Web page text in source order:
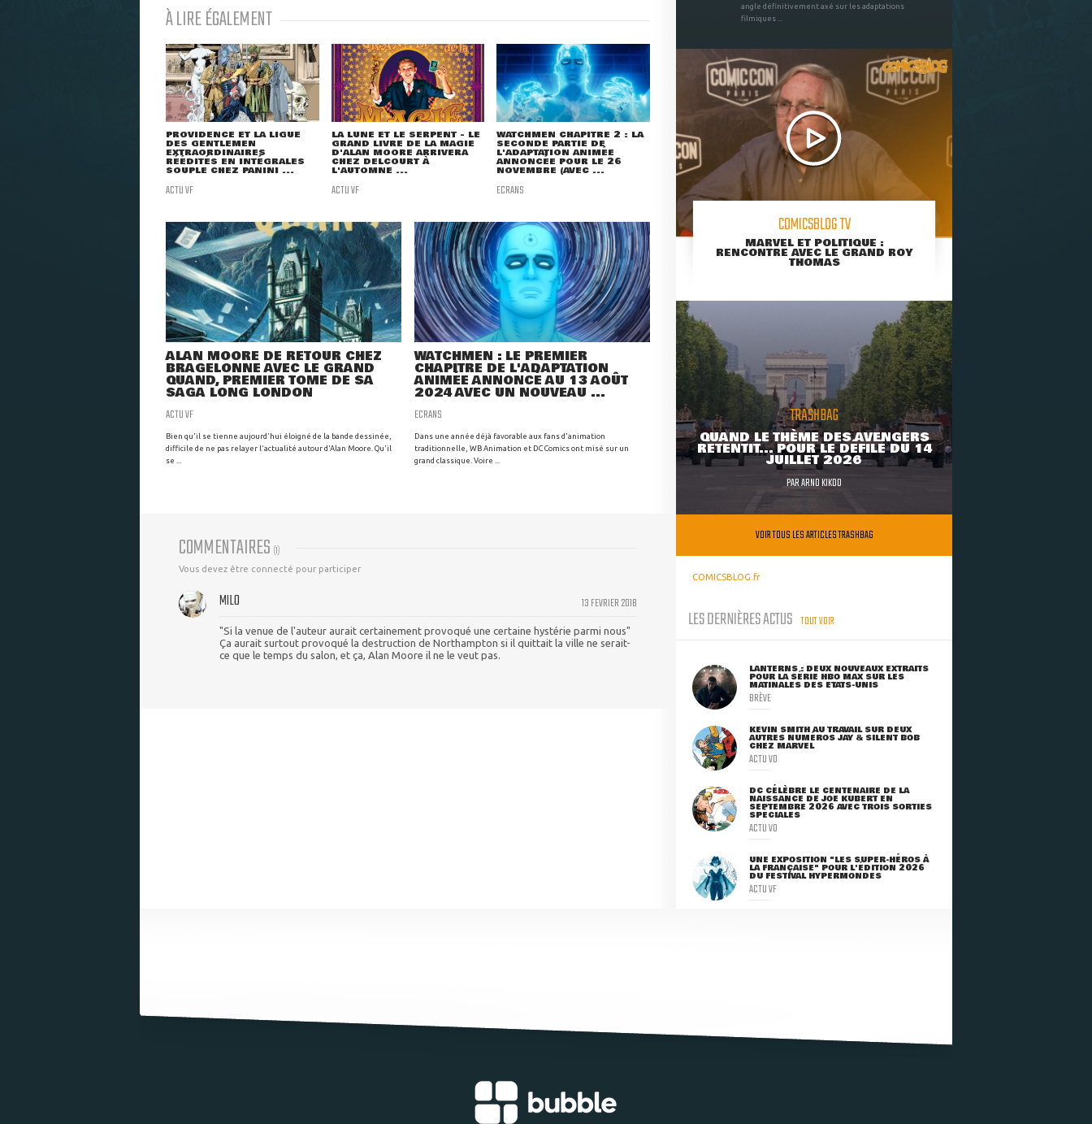
À LIRE ÉGALEMENT
PROVIDENCE ET LA LIGUE
DES GENTLEMEN
EXTRAORDINAIRES
RÉÉDITÉS EN INTÉGRALES
SOUPLE CHEZ PANINI ...
ACTU VF
LA LUNE ET LE SERPENT - LE
GRAND LIVRE DE LA MAGIE
D'ALAN MOORE ARRIVERA
CHEZ DELCOURT À
L'AUTOMNE ...
ACTU VF
WATCHMEN CHAPITRE 2 : LA
SECONDE PARTIE DE
L'ADAPTATION ANIMÉE
ANNONCÉE POUR LE 26
NOVEMBRE (AVEC ...
ECRANS
ALAN MOORE DE RETOUR CHEZ
BRAGELONNE AVEC LE GRAND
QUAND, PREMIER TOME DE SA
SAGA LONG LONDON
ACTU VF
Bien qu'il se tienne aujourd'hui éloigné de la bande dessinée,
difficile de ne pas relayer l'actualité autour d'Alan Moore. Qu'il
se ...
WATCHMEN : LE PREMIER
CHAPITRE DE L'ADAPTATION
ANIMÉE ANNONCÉ AU 13 AOÛT
2024 AVEC UN NOUVEAU ...
ECRANS
Dans une année déjà favorable aux fans d'animation
traditionnelle, WB Animation et DC Comics ont misé sur un
grand classique. Voire ...
COMMENTAIRES (1)
Vous devez être connecté pour participer
13 FEVRIER 2018
MILO
"Si la venue de l'auteur aurait certainement provoqué une certaine hystérie parmi nous"
Ça aurait surtout provoqué la destruction de Northampton si il quittait la ville ne serait-
ce que le temps du salon, et ça, Alan Moore il ne le veut pas.
angle définitivement axé sur les adaptations
filmiques ...
COMICSBLOG TV
MARVEL ET POLITIQUE :
RENCONTRE AVEC LE GRAND ROY
THOMAS
TRASHBAG
QUAND LE THÈME DES AVENGERS
RETENTIT... POUR LE DÉFILÉ DU 14
JUILLET 2026
PARARNO KIKOO
VOIR TOUS LES ARTICLES TRASHBAG
COMICSBLOG.fr
LES DERNIÈRES ACTUS TOUT VOIR
LANTERNS : DEUX NOUVEAUX EXTRAITS
POUR LA SÉRIE HBO MAX SUR LES
MATINALES DES ETATS-UNIS
BRÈVE
KEVIN SMITH AU TRAVAIL SUR DEUX
AUTRES NUMÉROS JAY & SILENT BOB
CHEZ MARVEL
ACTU VO
DC CÉLÈBRE LE CENTENAIRE DE LA
NAISSANCE DE JOE KUBERT EN
SEPTEMBRE 2026 AVEC TROIS SORTIES
SPÉCIALES
ACTU VO
UNE EXPOSITION "LES SUPER-HÉROS À
LA FRANÇAISE" POUR L'ÉDITION 2026
DU FESTIVAL HYPERMONDES
ACTU VF